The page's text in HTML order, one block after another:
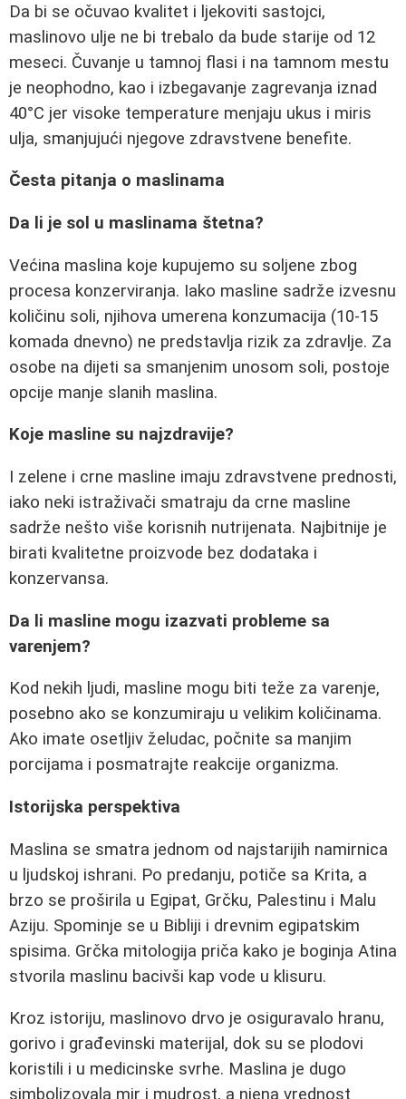
Da bi se očuvao kvalitet i ljekoviti sastojci,
maslinovo ulje ne bi trebalo da bude starije od 12
meseci. Čuvanje u tamnoj flasi i na tamnom mestu
je neophodno, kao i izbegavanje zagrevanja iznad
40°C jer visoke temperature menjaju ukus i miris
ulja, smanjujući njegove zdravstvene benefite.
Česta pitanja o maslinama
Da li je sol u maslinama štetna?
Većina maslina koje kupujemo su soljene zbog
procesa konzerviranja. Iako masline sadrže izvesnu
količinu soli, njihova umerena konzumacija (10-15
komada dnevno) ne predstavlja rizik za zdravlje. Za
osobe na dijeti sa smanjenim unosom soli, postoje
opcije manje slanih maslina.
Koje masline su najzdravije?
I zelene i crne masline imaju zdravstvene prednosti,
iako neki istraživači smatraju da crne masline
sadrže nešto više korisnih nutrijenata. Najbitnije je
birati kvalitetne proizvode bez dodataka i
konzervansa.
Da li masline mogu izazvati probleme sa
varenjem?
Kod nekih ljudi, masline mogu biti teže za varenje,
posebno ako se konzumiraju u velikim količinama.
Ako imate osetljiv želudac, počnite sa manjim
porcijama i posmatrajte reakcije organizma.
Istorijska perspektiva
Maslina se smatra jednom od najstarijih namirnica
u ljudskoj ishrani. Po predanju, potiče sa Krita, a
brzo se proširila u Egipat, Grčku, Palestinu i Malu
Aziju. Spominje se u Bibliji i drevnim egipatskim
spisima. Grčka mitologija priča kako je boginja Atina
stvorila maslinu bacivši kap vode u klisuru.
Kroz istoriju, maslinovo drvo je osiguravalo hranu,
gorivo i građevinski materijal, dok su se plodovi
koristili i u medicinske svrhe. Maslina je dugo
simbolizovala mir i mudrost, a njena vrednost